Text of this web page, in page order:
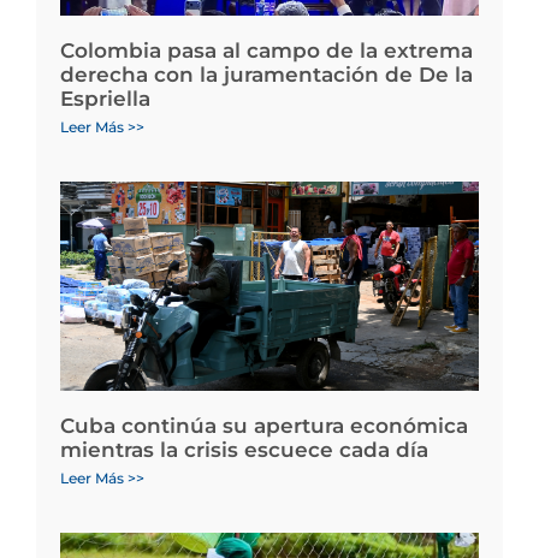
Colombia pasa al campo de la extrema
derecha con la juramentación de De la
Espriella
Leer Más >>
Cuba continúa su apertura económica
mientras la crisis escuece cada día
Leer Más >>